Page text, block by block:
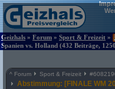
Geizhals » Forum » Sport & Freizeit »
Spanien vs. Holland (432 Beiträge,
^ Forum Sport & Freizeit #
Abstimmung: [FINALE WM